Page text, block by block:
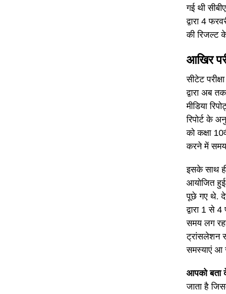
गई थी
द्वारा 4
की रिजल्ट
आखिर
सीटेट
द्वारा अब
मीडिया
रिपोर्ट के
को कक्षा
करने में
इसके साथ
आयोजित हुई
पूछे गए थे.
द्वारा 1 से
समय लग
ट्रांसलेशन
समस्याएं आ
आपको बता
जाता है